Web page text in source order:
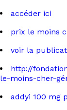
accéder ici
prix le moins
voir la
http://
le-moins-cher-
addyi 100 mg